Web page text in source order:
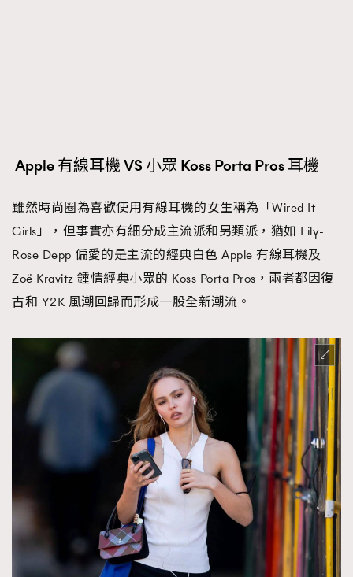
Apple 有線耳機 VS 小眾 Koss Porta Pros 耳機
雖然時尚圈為喜歡使用有線耳機的女生稱為「Wired It
Girls」，但事實亦有細分成主流派和另類派，猶如 Lily-
Rose Depp 偏愛的是主流的經典白色 Apple 有線耳機及
Zoë Kravitz 鍾情經典小眾的 Koss Porta Pros，兩者都因復
古和 Y2K 風潮回歸而形成一股全新潮流。